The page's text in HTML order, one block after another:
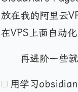
放在我的阿里云
在VPS上面自动
再进阶一些
用学习